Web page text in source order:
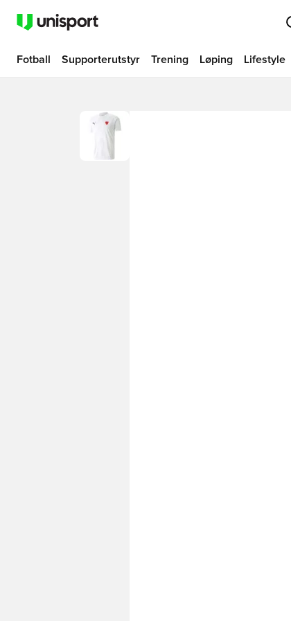
Fotball Supporterutstyr Trening Løping Lifestyle